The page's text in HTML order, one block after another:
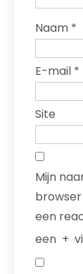
Naam *
E-mail *
Site
Mijn
een
een +